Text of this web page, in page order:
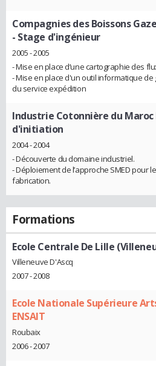
Compagnies des Boissons
- Stage d'ingénieur
2005 - 2005
- Mise en place d’une cartographie des
- Mise en place d'un outil informatique
du service expédition
Industrie Cotonnière du Maroc
d'initiation
2004 - 2004
- Découverte du domaine industriel.
- Déploiement de l’approche SMED pour
fabrication.
Formations
Ecole Centrale De Lille
Villeneuve D'Ascq
2007 - 2008
Ecole Nationale Supérieure
ENSAIT
Roubaix
2006 - 2007